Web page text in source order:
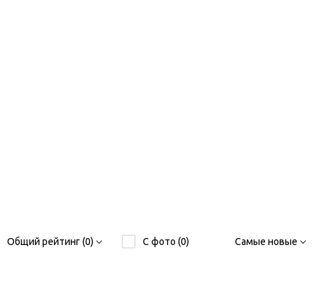
Общий рейтинг (0) С фото (0) Самые новые